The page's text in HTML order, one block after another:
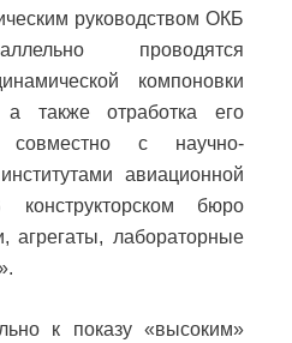
руководством ОКБ
проводятся
компоновки
а также отработка его
совместно с научно-
авиационной
бюро
агрегаты, лабораторные
к показу «высоким»